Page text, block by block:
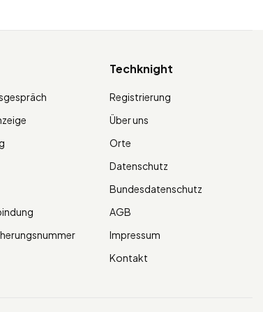
Techknight
Registrierung
Über uns
Orte
Datenschutz
Bundesdatenschutz
AGB
Impressum
Kontakt